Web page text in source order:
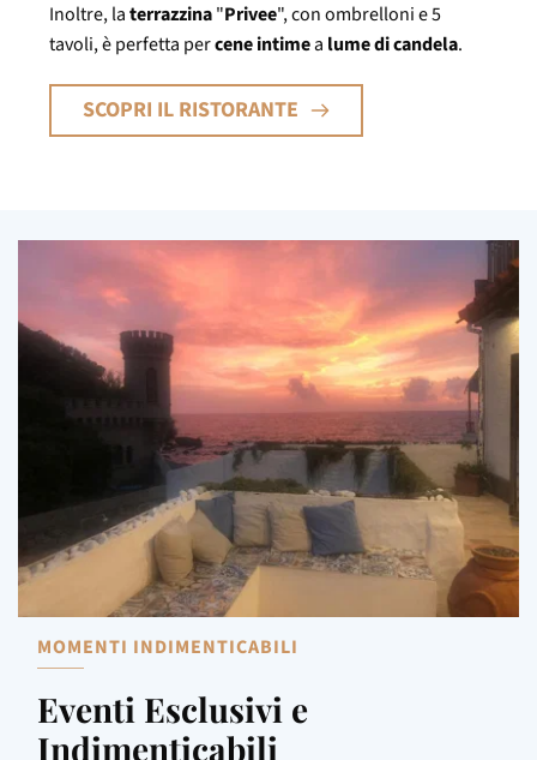
Inoltre, laterrazzina"Privee", con ombrelloni e 5
tavoli, è perfetta percene intimea lume di candela.
SCOPRI IL RISTORANTE
MOMENTI INDIMENTICABILI
Eventi Esclusivi e
Indimenticabili